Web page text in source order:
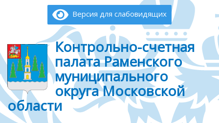
Версия для слабовидящих
Контрольно-счетная
палата Раменского
муниципального
округа Московской
области